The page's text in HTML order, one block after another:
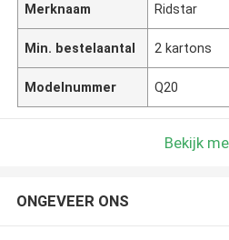
Merknaam Ridstar
Min. bestelaantal 2 kartons
Modelnummer Q20
Bekijk
ONGEVEER ONS